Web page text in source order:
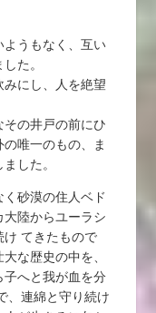
ようもなく、互い
た。
にし、人を絶望
の井戸の前にひ
唯一のもの、ま
した。
砂漠の住人ベド
陸からユーラシ
け てきたもので
な歴史の中を、
子へと我が血を分
、連綿と守り続け